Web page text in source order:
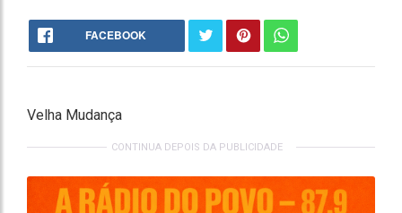
FACEBOOK
Velha Mudança
CONTINUA DEPOIS DA PUBLICIDADE